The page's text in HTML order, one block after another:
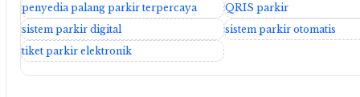
penyedia palang parkir terpercaya
QRIS parkir
sistem parkir digital
sistem parkir otomatis
tiket parkir elektronik